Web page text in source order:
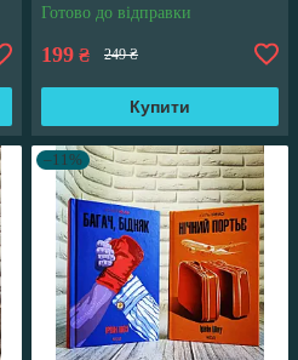
Готово до відправки
199 ₴ 249 ₴
Купити
–11%